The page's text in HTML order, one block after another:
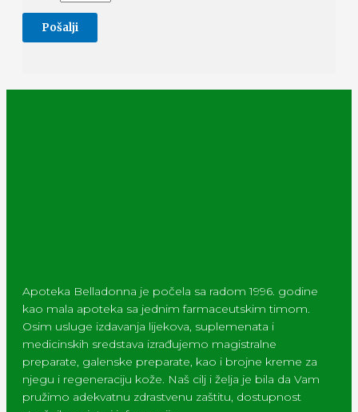
Apoteka Belladonna je počela sa radom 1996. godine
kao mala apoteka sa jednim farmaceutskim timom.
Osim usluge izdavanja lijekova, suplemenata i
medicinskih sredstava izrađujemo magistralne
preparate, galenske preparate, kao i brojne kreme za
njegu i regeneraciju kože. Naš cilj i želja je bila da Vam
pružimo adekvatnu zdrastvenu zaštitu, dostupnost